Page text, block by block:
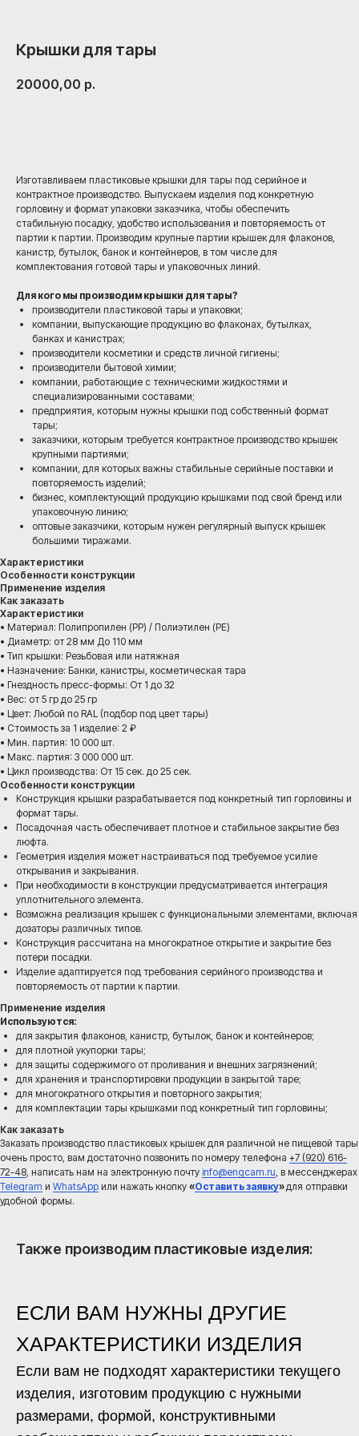
Крышки для тары
20000,00 р.
Изготавливаем пластиковые крышки для тары под серийное и
контрактное производство. Выпускаем изделия под конкретную
горловину и формат упаковки заказчика, чтобы обеспечить
стабильную посадку, удобство использования и повторяемость от
партии к партии. Производим крупные партии крышек для флаконов,
канистр, бутылок, банок и контейнеров, в том числе для
комплектования готовой тары и упаковочных линий.
Для кого мы производим крышки для тары?
производители пластиковой тары и упаковки;
компании, выпускающие продукцию во флаконах, бутылках,
банках и канистрах;
производители косметики и средств личной гигиены;
производители бытовой химии;
компании, работающие с техническими жидкостями и
специализированными составами;
предприятия, которым нужны крышки под собственный формат
тары;
заказчики, которым требуется контрактное производство крышек
крупными партиями;
компании, для которых важны стабильные серийные поставки и
повторяемость изделий;
бизнес, комплектующий продукцию крышками под свой бренд или
упаковочную линию;
оптовые заказчики, которым нужен регулярный выпуск крышек
большими тиражами.
Характеристики
Особенности конструкции
Применение изделия
Как заказать
Характеристики
• Материал: Полипропилен (PP) / Полиэтилен (PE)
• Диаметр: от 28 мм До 110 мм
• Тип крышки: Резьбовая или натяжная
• Назначение: Банки, канистры, косметическая тара
• Гнездность пресс-формы: От 1 до 32
• Вес: от 5 гр до 25 гр
• Цвет: Любой по RAL (подбор под цвет тары)
• Стоимость за 1 изделие: 2 ₽
• Мин. партия: 10 000 шт.
• Макс. партия: 3 000 000 шт.
• Цикл производства: От 15 сек. до 25 сек.
Особенности конструкции
Конструкция крышки разрабатывается под конкретный тип горловины и
формат тары.
Посадочная часть обеспечивает плотное и стабильное закрытие без
люфта.
Геометрия изделия может настраиваться под требуемое усилие
открывания и закрывания.
При необходимости в конструкции предусматривается интеграция
уплотнительного элемента.
Возможна реализация крышек с функциональными элементами, включая
дозаторы различных типов.
Конструкция рассчитана на многократное открытие и закрытие без
потери посадки.
Изделие адаптируется под требования серийного производства и
повторяемость от партии к партии.
Применение изделия
Используются:
для закрытия флаконов, канистр, бутылок, банок и контейнеров;
для плотной укупорки тары;
для защиты содержимого от проливания и внешних загрязнений;
для хранения и транспортировки продукции в закрытой таре;
для многократного открытия и повторного закрытия;
для комплектации тары крышками под конкретный тип горловины;
Как заказать
Заказать производство пластиковых крышек для различной не пищевой тары
очень просто, вам достаточно позвонить по номеру телефона +7 (920) 616-
72-48 , написать нам на электронную почту info@engcam.ru , в мессенджерах
Telegram и WhatsApp или нажать кнопку «Оставить заявку»для отправки
удобной формы.
Также производим пластиковые изделия:
ЕСЛИ ВАМ НУЖНЫ ДРУГИЕ
ХАРАКТЕРИСТИКИ ИЗДЕЛИЯ
Если вам не подходят характеристики текущего
изделия, изготовим продукцию с нужными
размерами, формой, конструктивными
особенностями и рабочими параметрами.
Подберем решение под вашу задачу, чтобы
готовое изделие было удобным в
использовании, надежным в эксплуатации и
подходило для дальнейшего серийного
выпуска.
Работаем по образцу, чертежу, эскизу или даже
по вашей идее. Помогаем придать замыслу
конкретную форму изделия, прорабатываем
решение с учетом применения, технологии
производства и дальнейшего выпуска партии.
Мы — российский производитель, поэтому
берем на себя полный цикл работ: от
согласования параметров изделия и запуска в
производство до выпуска партии и поставки
готовой продукции в любую часть РФ и стран
надежные сроки;
стабильность поставок;
партии.
Получите